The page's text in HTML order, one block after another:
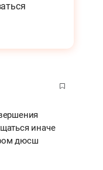
иначе
дюсш